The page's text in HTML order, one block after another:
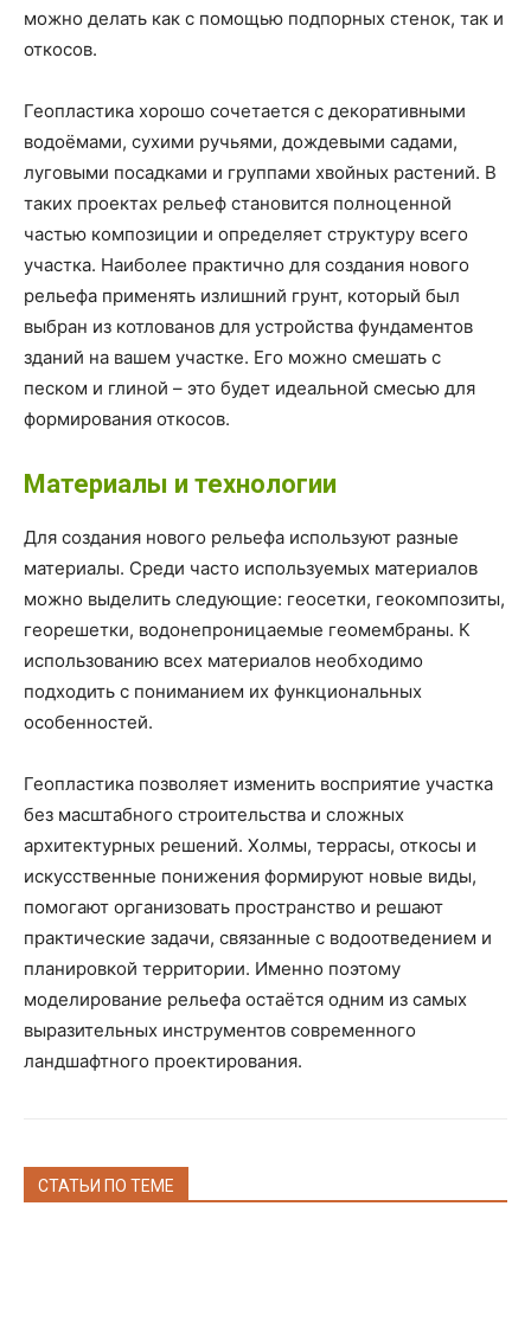
можно делать как с помощью подпорных стенок, так и
откосов.
Геопластика хорошо сочетается с декоративными
водоёмами, сухими ручьями, дождевыми садами,
луговыми посадками и группами хвойных растений. В
таких проектах рельеф становится полноценной
частью композиции и определяет структуру всего
участка. Наиболее практично для создания нового
рельефа применять излишний грунт, который был
выбран из котлованов для устройства фундаментов
зданий на вашем участке. Его можно смешать с
песком и глиной – это будет идеальной смесью для
формирования откосов.
Материалы и технологии
Для создания нового рельефа используют разные
материалы. Среди часто используемых материалов
можно выделить следующие: геосетки, геокомпозиты,
георешетки, водонепроницаемые геомембраны. К
использованию всех материалов необходимо
подходить с пониманием их функциональных
особенностей.
Геопластика позволяет изменить восприятие участка
без масштабного строительства и сложных
архитектурных решений. Холмы, террасы, откосы и
искусственные понижения формируют новые виды,
помогают организовать пространство и решают
практические задачи, связанные с водоотведением и
планировкой территории. Именно поэтому
моделирование рельефа остаётся одним из самых
выразительных инструментов современного
ландшафтного проектирования.
СТАТЬИ ПО ТЕМЕ